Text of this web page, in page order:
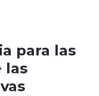
para las
las